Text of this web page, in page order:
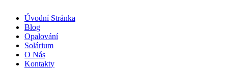
Úvodní Stránka
Blog
Opalování
Solárium
O Nás
Kontakty